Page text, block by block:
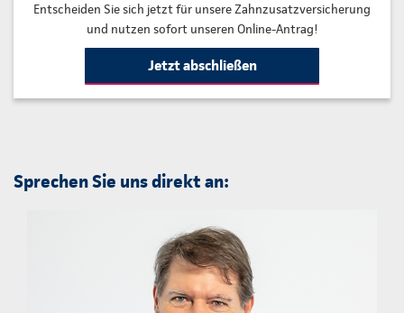
Entscheiden Sie sich jetzt für unsere Zahnzusatzversicherung
und nutzen sofort unseren Online-Antrag!
Jetzt abschließen
Sprechen Sie uns direkt an: